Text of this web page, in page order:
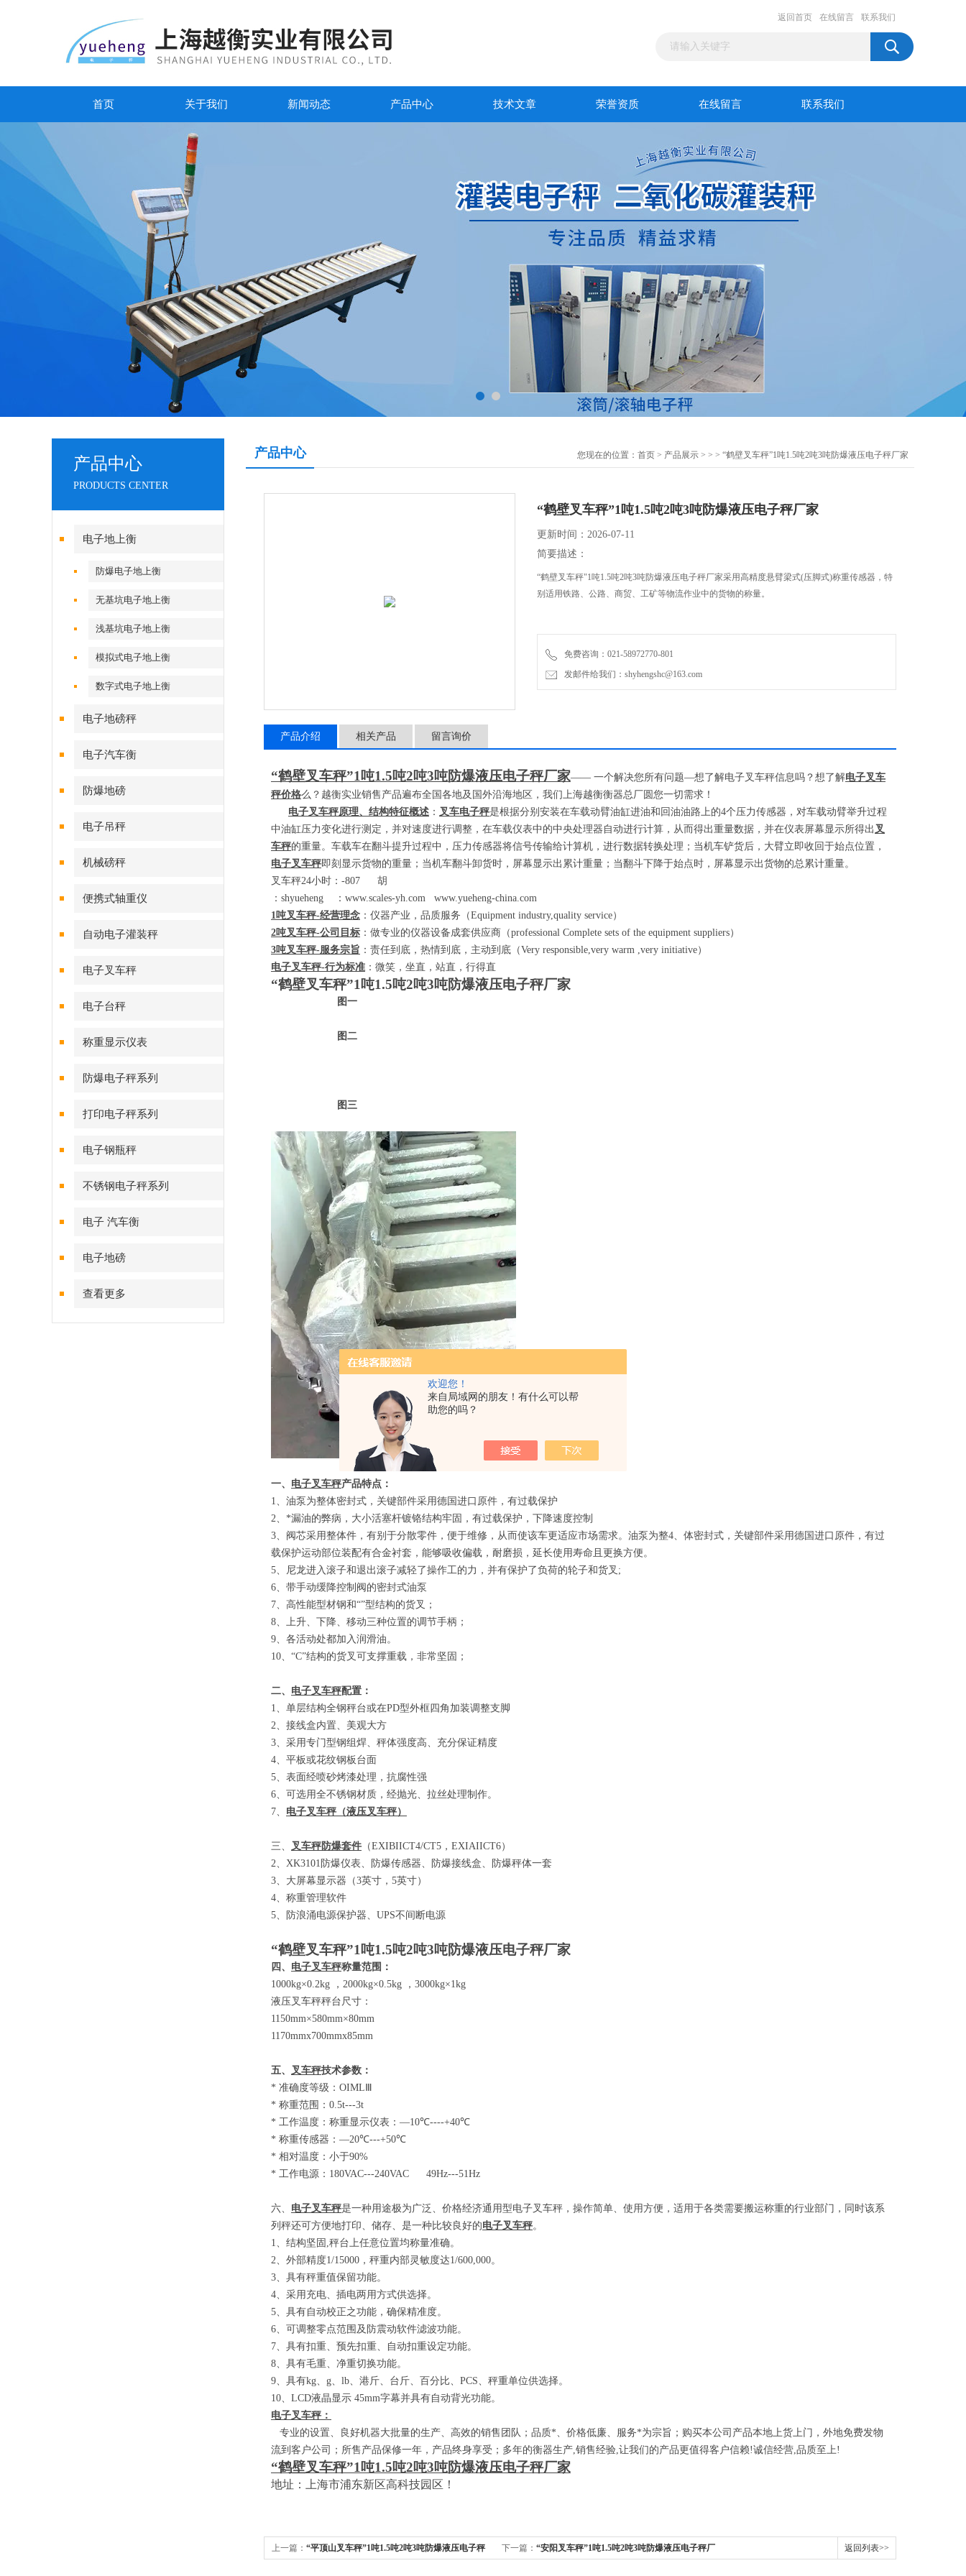
欢迎您！
来自局域网的朋友！有什么可以帮
助您的吗？
返回首页 在线留言 联系我们
首页 关于我们 新闻动态 产品中心 技术文章 荣誉资质 在线留言 联系我们
产品中心
PRODUCTS CENTER
电子地上衡
防爆电子地上衡
无基坑电子地上衡
浅基坑电子地上衡
模拟式电子地上衡
数字式电子地上衡
电子地磅秤
电子汽车衡
防爆地磅
电子吊秤
机械磅秤
便携式轴重仪
自动电子灌装秤
电子叉车秤
电子台秤
称重显示仪表
防爆电子秤系列
打印电子秤系列
电子钢瓶秤
不锈钢电子秤系列
电子 汽车衡
电子地磅
查看更多
产品中心 您现在的位置： 首页 > 产品展示 > > > “鹤壁叉车秤”1吨1.5吨2吨3吨防爆液压电子秤厂家
“鹤壁叉车秤”1吨1.5吨2吨3吨防爆液压电子秤厂家
更新时间：2026-07-11
简要描述：
“鹤壁叉车秤"1吨1.5吨2吨3吨防爆液压电子秤厂家采用高精度悬臂梁式(压脚式)称重传感器，特
别适用铁路、公路、商贸、工矿等物流作业中的货物的称量。
免费咨询：021-58972770-801
发邮件给我们：shyhengshc@163.com
产品介绍 相关产品 留言询价
“鹤壁叉车秤”1 吨1.5吨2吨3吨防爆液压电子秤厂家—— 一个解决您所有问题—想了解电子叉车秤信息吗？想了解电子叉车
秤价格么？越衡实业销售产品遍布全国各地及国外沿海地区，我们上海越衡衡器总厂圆您一切需求！
电子叉车秤原理、结构特征概述 ： 叉车电子秤是根据分别安装在车载动臂油缸进油和回油油路上的4个压力传感器，对车载动臂举升过程
中油缸压力变化进行测定，并对速度进行调整，在车载仪表中的中央处理器自动进行计算，从而得出重量数据，并在仪表屏幕显示所得出 叉
车秤的重量。车载车在翻斗提升过程中，压力传感器将信号传输给计算机，进行数据转换处理；当机车铲货后，大臂立即收回于始点位置，
电子叉车秤即刻显示货物的重量；当机车翻斗卸货时，屏幕显示出累计重量；当翻斗下降于始点时，屏幕显示出货物的总累计重量。
叉车秤24小时： -807 胡
： shyueheng ： www.scales-yh.com www.yueheng-china.com
1吨叉车秤-经营理念 ：仪器产业，品质服务（Equipment industry,quality service）
2吨叉车秤-公司目标 ：做专业的仪器设备成套供应商（professional Complete sets of the equipment suppliers）
3吨叉车秤-服务宗旨 ：责任到底，热情到底，主动到底（Very responsible,very warm ,very initiative）
电子叉车秤-行为标准 ：微笑，坐直，站直，行得直
“鹤壁叉车秤”1 吨1.5吨2吨3吨防爆液压电子秤厂家
图一
图二
图三
一、 电子叉车秤产品特点 ：
1、 油泵为整体密封式，关键部件采用德国进口原件，有过载保护
2、 *漏油的弊病，大小活塞杆镀铬结构牢固，有过载保护，下降速度控制
3、 阀芯采用整体件，有别于分散零件，便于维修，从而使该车更适应市场需求。油泵为整4、 体密封式，关键部件采用德国进口原件，有过
载保护运动部位装配有合金衬套，能够吸收偏载，耐磨损，延长使用寿命且更换方便。
5、 尼龙进入滚子和退出滚子减轻了操作工的力，并有保护了负荷的轮子和货叉 ;
6、 带手动缓降控制阀的密封式油泵
7、 高性能型材钢和“”型结构的货叉；
8、 上升、下降、移动三种位置的调节手柄；
9、 各活动处都加入润滑油。
10、 “C”结构的货叉可支撑重载，非常坚固；
二、 电子叉车秤配置：
1、单层结构全钢秤台或在PD型外框四角加装调整支脚
2、接线盒内置、美观大方
3、采用专门型钢组焊、秤体强度高、充分保证精度
4、平板或花纹钢板台面
5、表面经喷砂烤漆处理，抗腐性强
6、可选用全不锈钢材质，经抛光、拉丝处理制作。
7、 电子叉车秤 （液压叉车秤）
三、 叉车秤防爆套件 （EXIBIICT4/CT5 ， EXIAIICT6）
2、 XK3101 防爆仪表、防爆传感器、防爆接线盒、防爆秤体一套
3、大屏幕显示器 （3英寸， 5英寸）
4、称重管理软件
5、防浪涌电源保护器、 UPS不间断电源
“鹤壁叉车秤”1 吨1.5吨2吨3吨防爆液压电子秤厂家
四、 电子叉车秤称量范围：
1000kg×0.2kg
， 2000kg×0.5kg ， 3000kg×1kg
液压叉车秤秤台尺寸：
1150mm×580mm×80mm
1170mmx700mmx85mm
五、 叉车秤技术参数 ：
* 准确度等级： OIMLⅢ
* 称重范围： 0.5t---3t
* 工作温度：称重显示仪表： —10℃----+40℃
* 称重传感器： —20℃---+50℃
* 相对温度：小于90%
* 工作电源： 180VAC---240VAC 49Hz---51Hz
六、 电子叉车秤是一种用途极为广泛、价格经济通用型电子叉车秤，操作简单、使用方便，适用于各类需要搬运称重的行业部门，同时该系
列秤还可方便地打印、储存、是一种比较良好的电子叉车秤。
1、结构坚固 ,秤台上任意位置均称量准确。
2、外部精度1/15000 ，秤重内部灵敏度达1/600,000。
3、具有秤重值保留功能。
4、采用充电、插电两用方式供选择。
5、具有自动校正之功能，确保精准度。
6、可调整零点范围及防震动软件滤波功能。
7、具有扣重、预先扣重、自动扣重设定功能。
8、具有毛重、净重切换功能。
9、具有kg、 g、 lb、港斤、台斤、百分比、 PCS、秤重单位供选择。
10、 LCD液晶显示 45mm字幕并具有自动背光功能。
电子叉车秤：
专业的设置、良好机器大批量的生产、高效的销售团队；品质*、价格低廉、服务*为宗旨；购买本公司产品本地上货上门，外地免费发物
流到客户公司；所售产品保修一年，产品终身享受；多年的衡器生产,销售经验,让我们的产品更值得客户信赖!诚信经营,品质至上!
“鹤壁叉车秤”1 吨1.5吨2吨3吨防爆液压电子秤厂家
地址：上海市浦东新区高科技园区！
上一篇： “平顶山叉车秤”1吨1.5吨2吨3吨防爆液压电子秤 下一篇： “安阳叉车秤”1吨1.5吨2吨3吨防爆液压电子秤厂 返回列表>>